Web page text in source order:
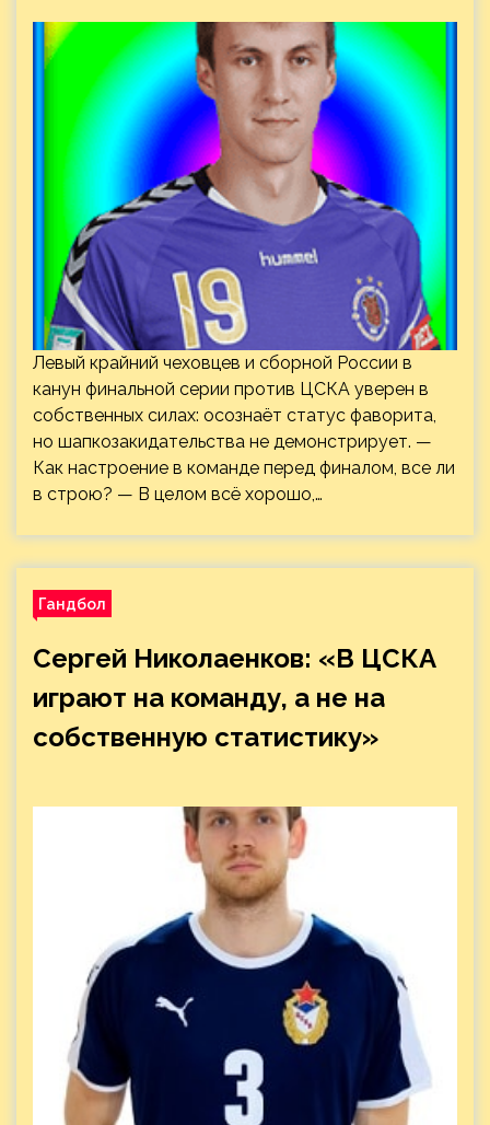
Левый крайний чеховцев и сборной России в
канун финальной серии против ЦСКА уверен в
собственных силах: осознаёт статус фаворита,
но шапкозакидательства не демонстрирует. —
Как настроение в команде перед финалом, все ли
в строю? — В целом всё хорошо,…
Гандбол
Сергей Николаенков: «В ЦСКА
играют на команду, а не на
собственную статистику»